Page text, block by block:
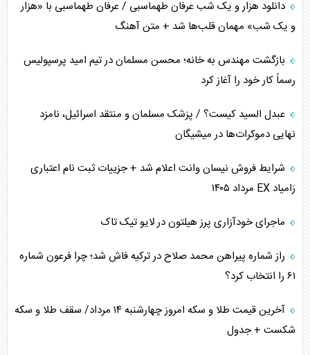
اوکراین بازوی مخرب آمریکا در غرب آسیا
اهمیت راهبردی اردن برای آمریکا
همسویی عربستان با سنتکام علیه متحدان ایران
ترامپ و توهم خلع سلاح حماس
چرا کویت به دنبال شریک امنیتی جدید است؟
اعتراف غرب به قدرت ایران در تثبیت معادلات
خطای راهبردی ترامپ مقابل برزیل
دانلود هزار و یک شب عرفان طهماسبی / عرفان طهماسبی با «هزار
و یک شب» مهمان قلب‌ها شد + متن آهنگ
بازگشت مهندس به خانه؛ محسن مسلمان در تیم امید پرسپولیس
رسماً کار خود را آغاز کرد
عبدل السید کیست؟ / پزشک مسلمان و منتقد اسرائیل، نامزد
نهایی دموکرات‌ها در میشیگان
شرایط فروش نیسان وانت اعلام شد + جزییات ثبت نام اعتباری
زامیاد EX مرداد ۱۴۰۵
ماجرای خودآزاری پرز هیلتون در لایو تیک تاک
راز شماره پیراهن محمد صلاح در ترکیه فاش شد؛ چرا فرعون شماره
۶۱ را انتخاب کرد؟
آخرین قیمت طلا و سکه امروز چهارشنبه ۱۴ مرداد/ سقف طلا و سکه
شکست + جدول